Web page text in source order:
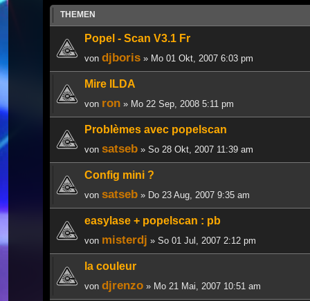
THEMEN
Popel - Scan V3.1 Fr
von djboris » Mo 01 Okt, 2007 6:03 pm
Mire ILDA
von ron » Mo 22 Sep, 2008 5:11 pm
Problèmes avec popelscan
von satseb » So 28 Okt, 2007 11:39 am
Config mini ?
von satseb » Do 23 Aug, 2007 9:35 am
easylase + popelscan : pb
von misterdj » So 01 Jul, 2007 2:12 pm
la couleur
von djrenzo » Mo 21 Mai, 2007 10:51 am